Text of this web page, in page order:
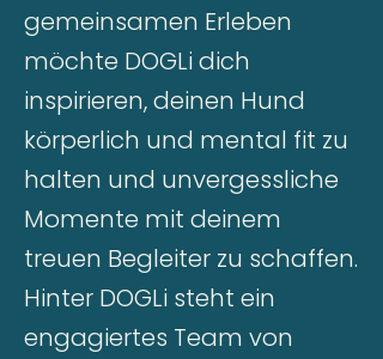
gemeinsamen Erleben
möchte DOGLi dich
inspirieren, deinen Hund
körperlich und mental fit zu
halten und unvergessliche
Momente mit deinem
treuen Begleiter zu schaffen.
Hinter DOGLi steht ein
engagiertes Team von